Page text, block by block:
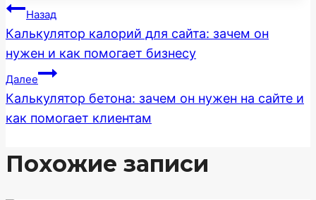
Навигация
по
записям
Назад
Калькулятор калорий для сайта: зачем он
нужен и как помогает бизнесу
Далее
Калькулятор бетона: зачем он нужен на сайте и
как помогает клиентам
Похожие записи